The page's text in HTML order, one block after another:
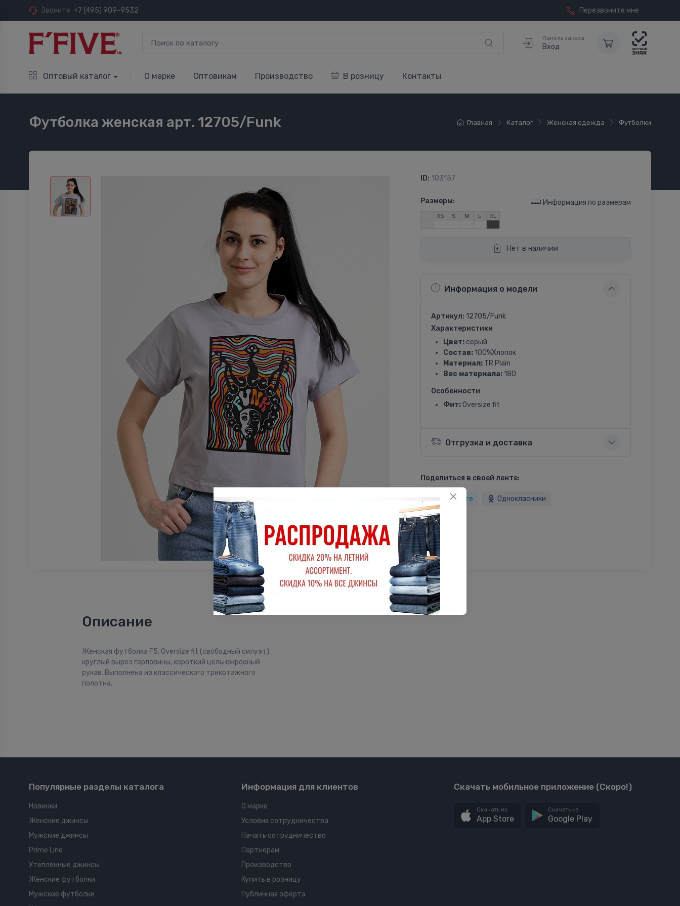
Звоните +7 (495) 909-9532 Перезвоните мне
Панель заказа
Вход
Оптовый каталог О марке Оптовикам Производство В розницу Контакты
Главная Каталог Женская одежда Футболки
Футболка женская арт. 12705/Funk
ID: 103157
Размеры: Информация по размерам
XS S M L XL
Нет в наличии
Информация о модели
Артикул: 12705/Funk
Характеристики
Цвет:серый
Состав:100%Хлопок
Материал:TR Plain
Вес материала:180
Особенности
Фит:Oversize fit
Отгрузка и доставка
Поделиться в своей ленте:
ВКонтакте Однокласники
Описание
Женская футболка F5, Oversize fit (свободный силуэт),
круглый вырез горловины, короткий цельнокроеный
рукав. Выполнена из классического трикотажного
полотна.
Популярные разделы каталога
Новинки
Женские джинсы
Мужские джинсы
Prime Line
Утепленные джинсы
Женские футболки
Мужские футболки
Информация для клиентов
О марке
Условия сотрудничества
Начать сотрудничество
Партнерам
Производство
Купить в розницу
Публичная оферта
Скачать мобильное приложение (Скоро!)
Скачать из
App Store
Скачать из
Google Play